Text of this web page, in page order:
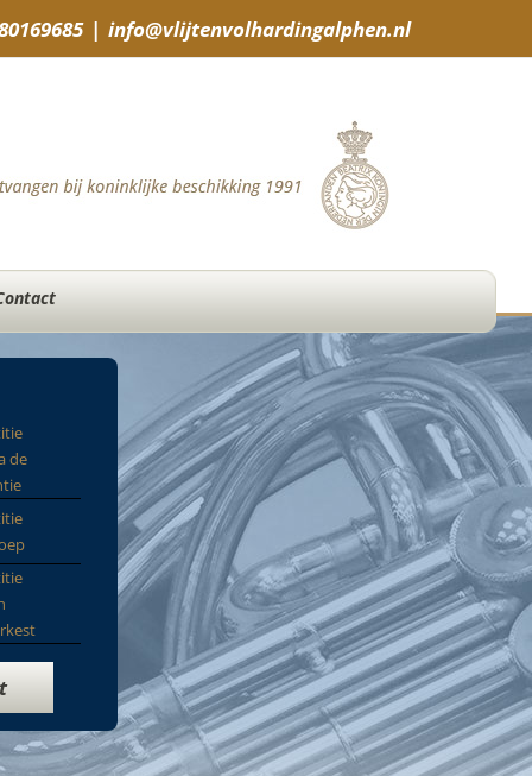
| info@vlijtenvolhardingalphen.nl
de